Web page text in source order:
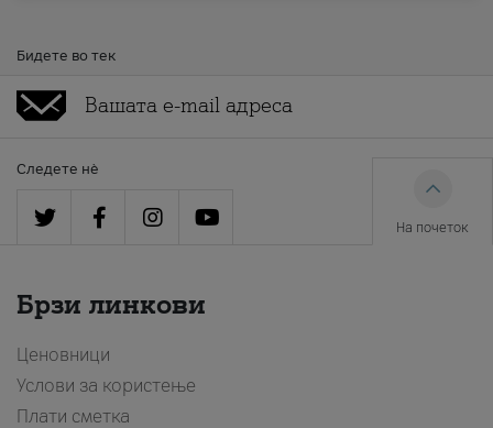
Бидете во тек
Следете нè
На почеток
Брзи линкови
Ценовници
Услови за користење
Плати сметка